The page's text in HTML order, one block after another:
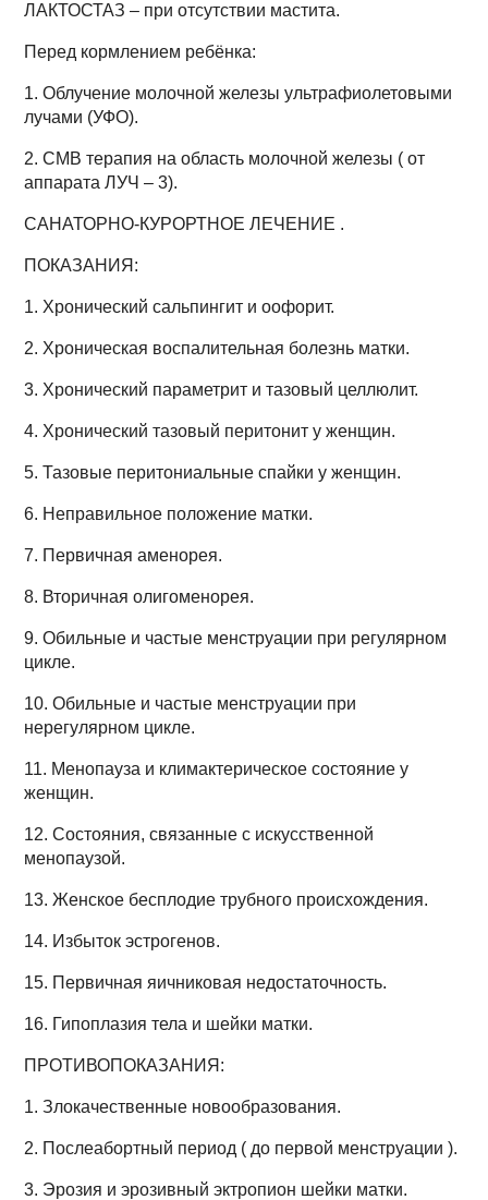
ЛАКТОСТАЗ – при отсутствии мастита.
Перед кормлением ребёнка:
1. Облучение молочной железы ультрафиолетовыми
лучами (УФО).
2. СМВ терапия на область молочной железы ( от
аппарата ЛУЧ – 3).
САНАТОРНО-КУРОРТНОЕ ЛЕЧЕНИЕ .
ПОКАЗАНИЯ:
1. Хронический сальпингит и оофорит.
2. Хроническая воспалительная болезнь матки.
3. Хронический параметрит и тазовый целлюлит.
4. Хронический тазовый перитонит у женщин.
5. Тазовые перитониальные спайки у женщин.
6. Неправильное положение матки.
7. Первичная аменорея.
8. Вторичная олигоменорея.
9. Обильные и частые менструации при регулярном
цикле.
10. Обильные и частые менструации при
нерегулярном цикле.
11. Менопауза и климактерическое состояние у
женщин.
12. Состояния, связанные с искусственной
менопаузой.
13. Женское бесплодие трубного происхождения.
14. Избыток эстрогенов.
15. Первичная яичниковая недостаточность.
16. Гипоплазия тела и шейки матки.
ПРОТИВОПОКАЗАНИЯ:
1. Злокачественные новообразования.
2. Послеабортный период ( до первой менструации ).
3. Эрозия и эрозивный эктропион шейки матки.